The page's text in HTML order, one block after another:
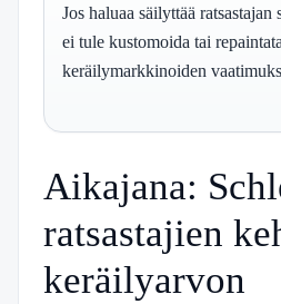
Jos haluaa säilyttää
ei tule kustomoida tai
keräilymarkkinoiden
Aikajana:
ratsastajien
keräilyarvon